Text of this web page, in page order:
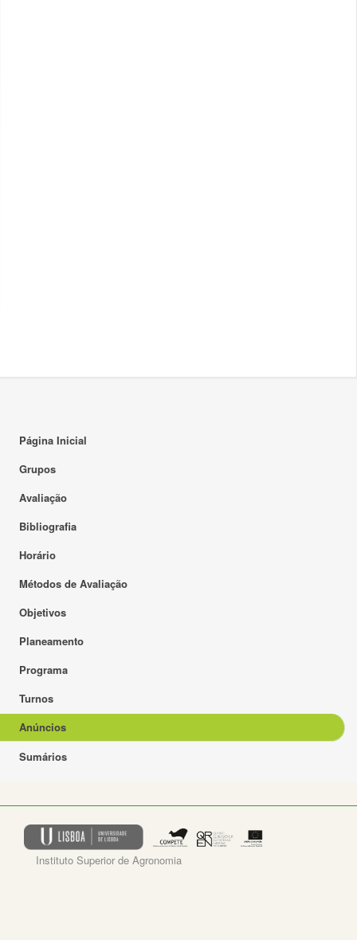
Página Inicial
Grupos
Avaliação
Bibliografia
Horário
Métodos de Avaliação
Objetivos
Planeamento
Programa
Turnos
Anúncios
Sumários
Instituto Superior de Agronomia